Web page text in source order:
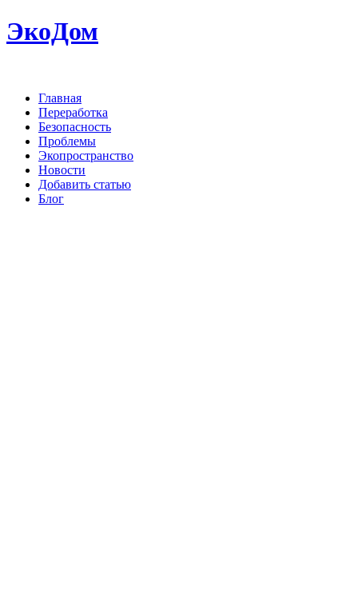
ЭкоДом
Главная
Переработка
Безопасность
Проблемы
Экопространство
Новости
Добавить статью
Блог